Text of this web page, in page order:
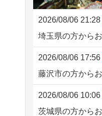
2026/08/06 21:28
埼玉県の方から
2026/08/06 17:56
藤沢市の方から
2026/08/06 10:06
茨城県の方から